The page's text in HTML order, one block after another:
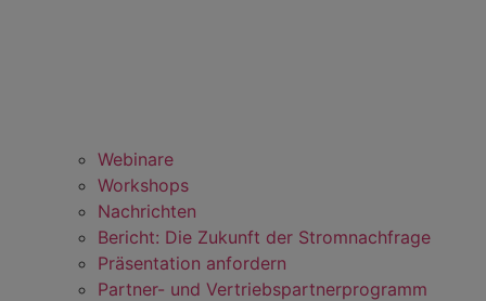
Webinare
Workshops
Nachrichten
Bericht: Die Zukunft der Stromnachfrage
Präsentation anfordern
Partner- und Vertriebspartnerprogramm